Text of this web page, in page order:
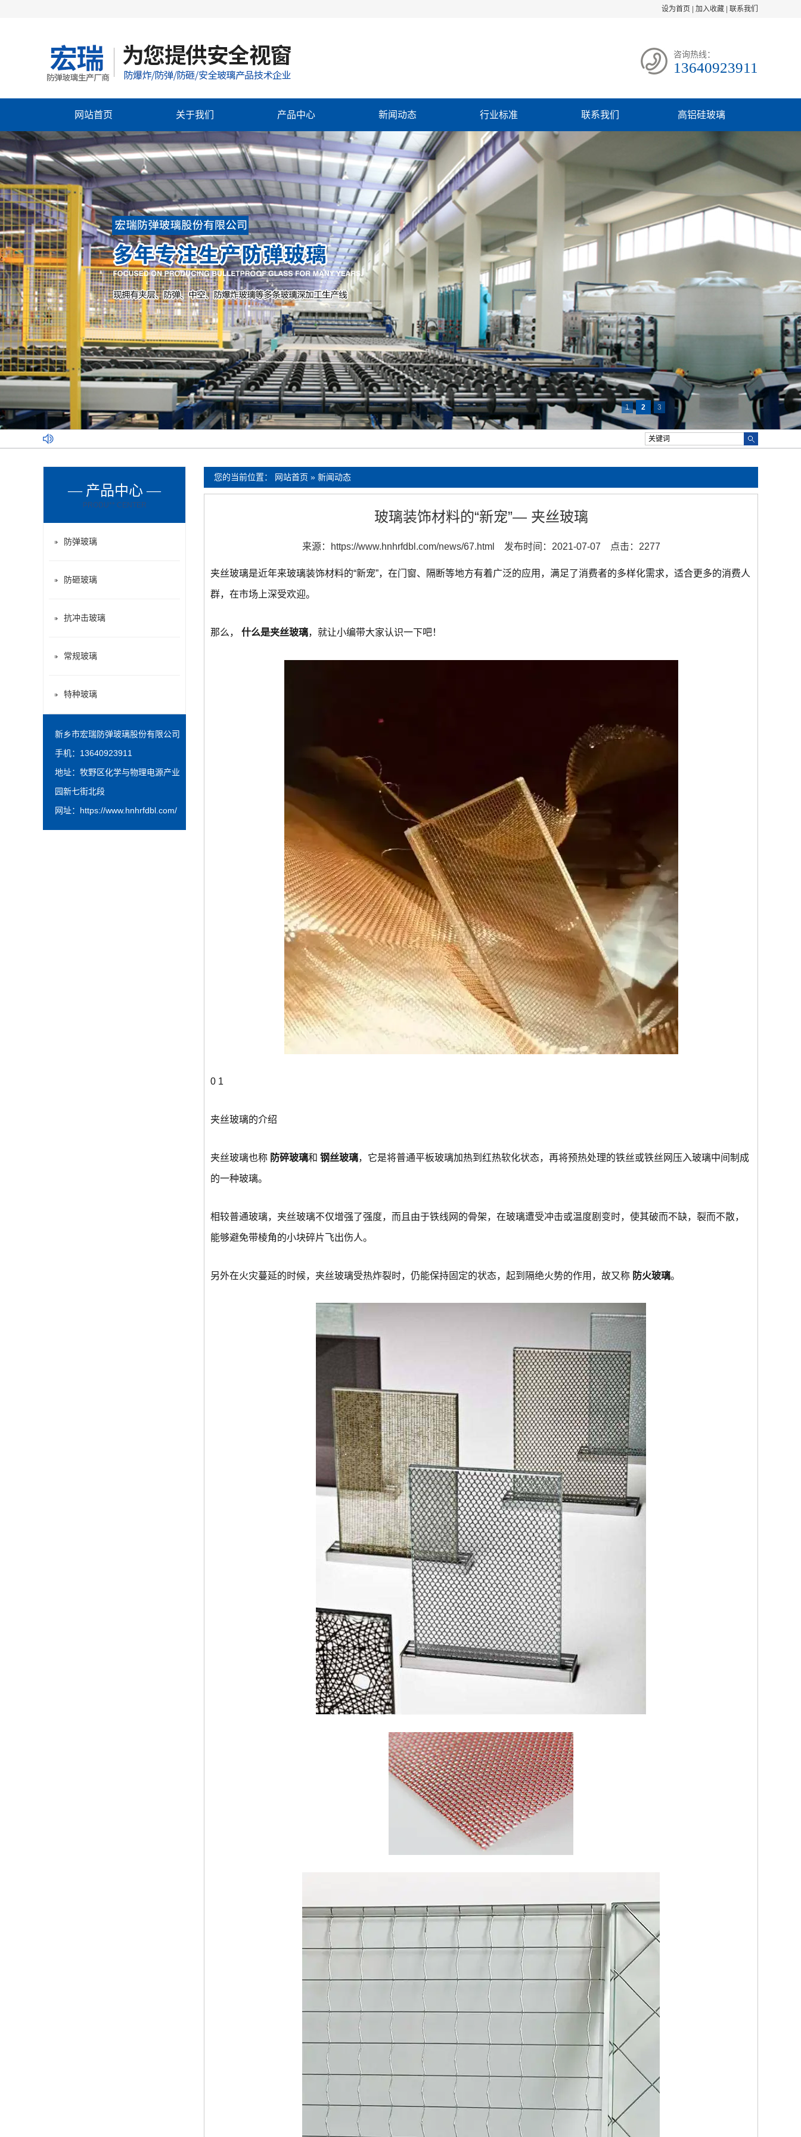
设为首页 加入收藏 联系我们
咨询热线：
13640923911
网站首页 关于我们 产品中心 新闻动态 行业标准 联系我们 高铝硅玻璃
1 2 3
您的当前位置： 网站首页 » 新闻动态
玻璃装饰材料的“新宠”— 夹丝玻璃
来源： https://www.hnhrfdbl.com/news/67.html 发布时间：2021-07-07 点击：2277
夹丝玻璃是近年来玻璃装饰材料的“新宠”，在门窗、隔断等地方有着广泛的应用，满足了消费者的多样化需求，适合更多的消费人
群，在市场上深受欢迎。
那么， 什么是夹丝玻璃，就让小编带大家认识一下吧！
0 1
夹丝玻璃的介绍
夹丝玻璃也称 防碎玻璃和 钢丝玻璃，它是将普通平板玻璃加热到红热软化状态，再将预热处理的铁丝或铁丝网压入玻璃中间制成
的一种玻璃。
相较普通玻璃，夹丝玻璃不仅增强了强度，而且由于铁线网的骨架，在玻璃遭受冲击或温度剧变时，使其破而不缺，裂而不散，
能够避免带棱角的小块碎片飞出伤人。
另外在火灾蔓延的时候，夹丝玻璃受热炸裂时，仍能保持固定的状态，起到隔绝火势的作用，故又称 防火玻璃。
— 产品中心 —
PRODU** CENTER
防弹玻璃
防砸玻璃
抗冲击玻璃
常规玻璃
特种玻璃
新乡市宏瑞防弹玻璃股份有限公司
手机：13640923911
地址：牧野区化学与物理电源产业
园新七街北段
网址： https://www.hnhrfdbl.com/